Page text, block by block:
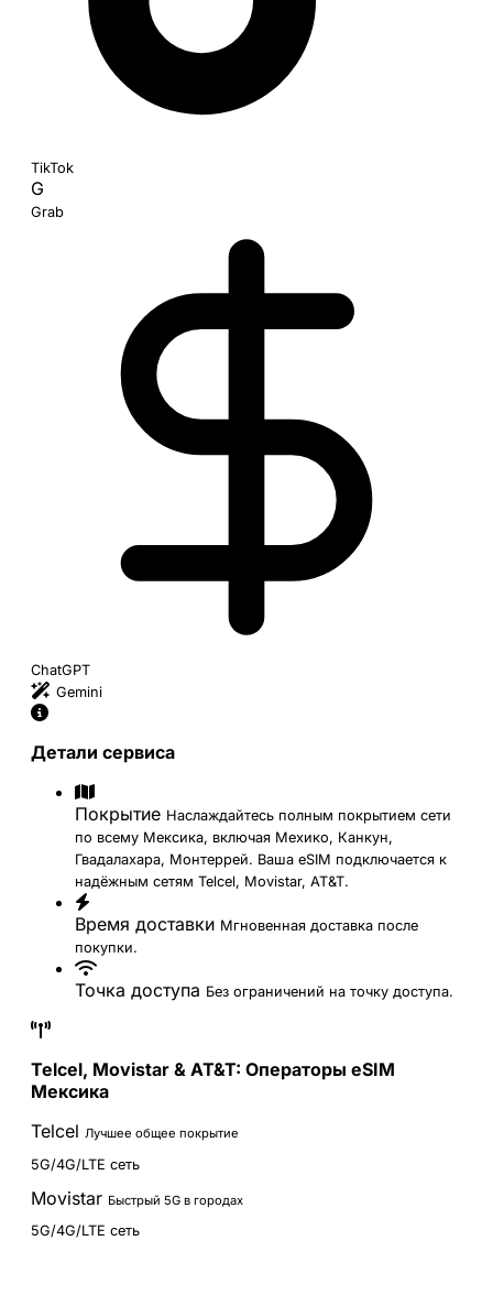
TikTok
G
Grab
ChatGPT
Gemini
Детали сервиса
Покрытие Наслаждайтесь полным покрытием сети
по всему Мексика, включая Мехико, Канкун,
Гвадалахара, Монтеррей. Ваша eSIM подключается к
надёжным сетям Telcel, Movistar, AT&T.
Время доставки Мгновенная доставка после
покупки.
Точка доступа Без ограничений на точку доступа.
Telcel, Movistar & AT&T: Операторы eSIM
Мексика
Telcel Лучшее общее покрытие
5G/4G/LTE сеть
Movistar Быстрый 5G в городах
5G/4G/LTE сеть